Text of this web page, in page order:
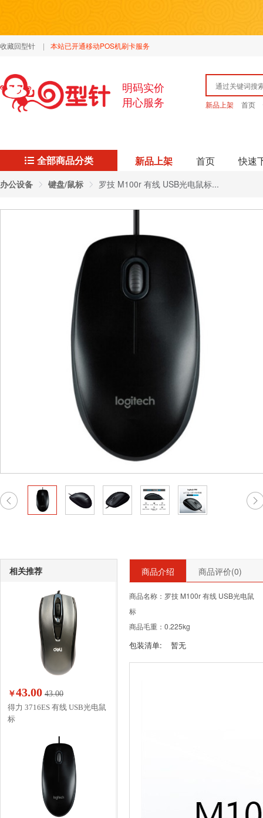
收藏回型针 | 本站已开通移动POS机刷卡服务
明码实价
用心服务
新品上架 首页
全部商品分类 新品上架 首页 快速
办公设备 键盘/鼠标 罗技 M100r 有线 USB光电鼠标...
相关推荐
￥43.00 43.00
得力 3716ES 有线 USB光电鼠
标
商品介绍 商品评价(0)
商品名称：罗技 M100r 有线 USB光电鼠
标
商品毛重：0.225kg
包装清单: 暂无